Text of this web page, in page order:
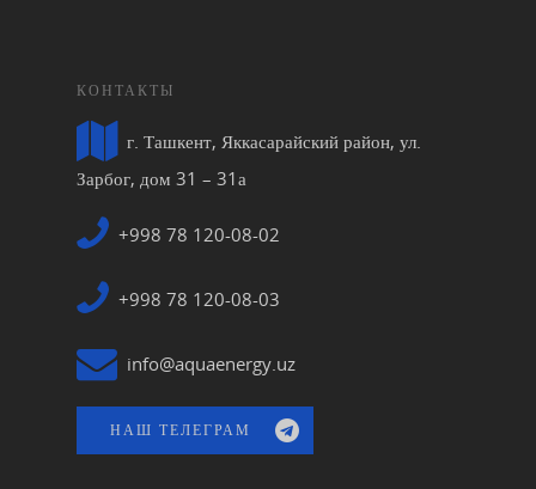
КОНТАКТЫ
г. Ташкент, Яккасарайский район, ул.
Зарбог, дом 31 – 31а
+998 78 120-08-02
+998 78 120-08-03
info@aquaenergy.uz
НАШ ТЕЛЕГРАМ